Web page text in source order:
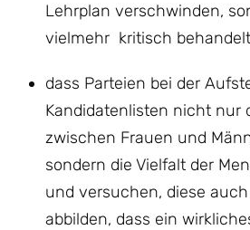
Lehrplan verschwinden,
vielmehr kritisch
dass Parteien bei der
Kandidatenlisten nicht nur
zwischen Frauen und
sondern die Vielfalt der
und versuchen, diese
abbilden, dass ein